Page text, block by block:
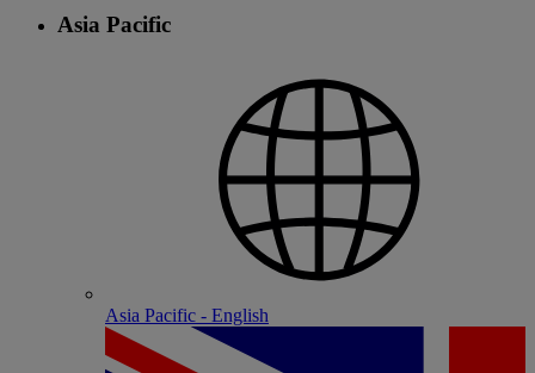
Asia Pacific
Asia Pacific - English